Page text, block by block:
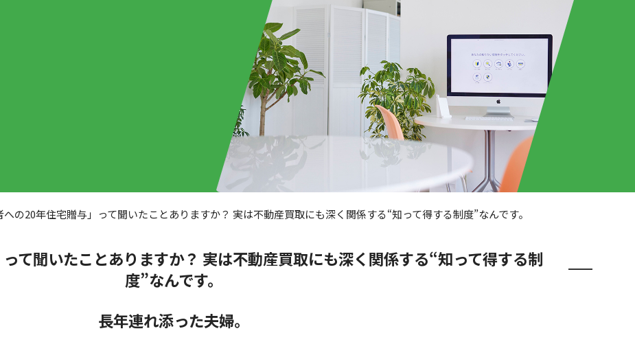
への20年住宅贈与」って聞いたことありますか？ 実は不動産買取にも深く関係する“知って得する制度”なんです。
って聞いたことありますか？ 実は不動産買取にも深く関係する“知って得する制
度”なんです。
長年連れ添った夫婦。